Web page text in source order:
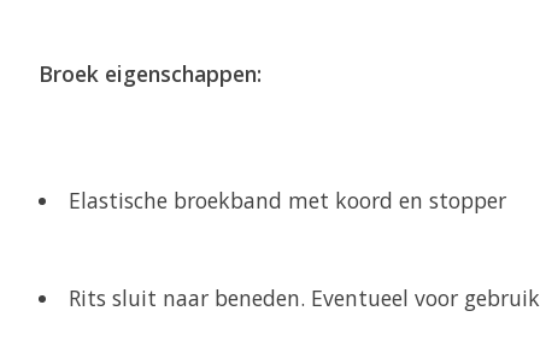
Broek eigenschappen:
Elastische broekband met koord en stopper
Rits sluit naar beneden. Eventueel voor